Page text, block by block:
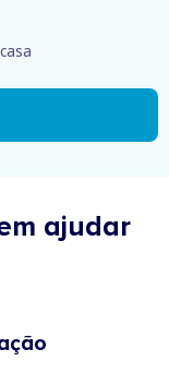
ajudar